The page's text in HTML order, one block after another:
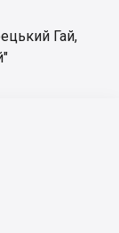
Гай,